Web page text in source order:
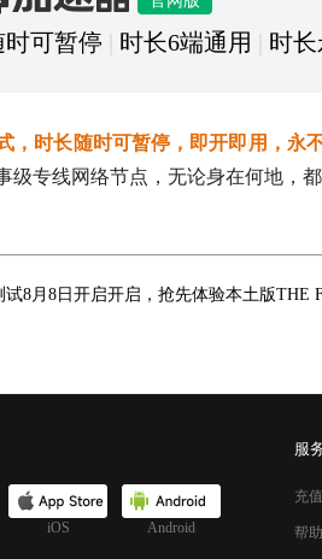
时可暂停 时长6端通用 时
，时长随时可暂停，即开即用，永
级专线网络节点，无论身在何地，
iOS Android
服
充
帮